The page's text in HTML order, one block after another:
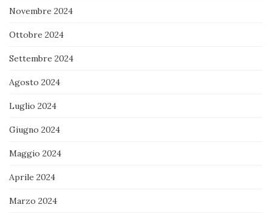
Novembre 2024
Ottobre 2024
Settembre 2024
Agosto 2024
Luglio 2024
Giugno 2024
Maggio 2024
Aprile 2024
Marzo 2024